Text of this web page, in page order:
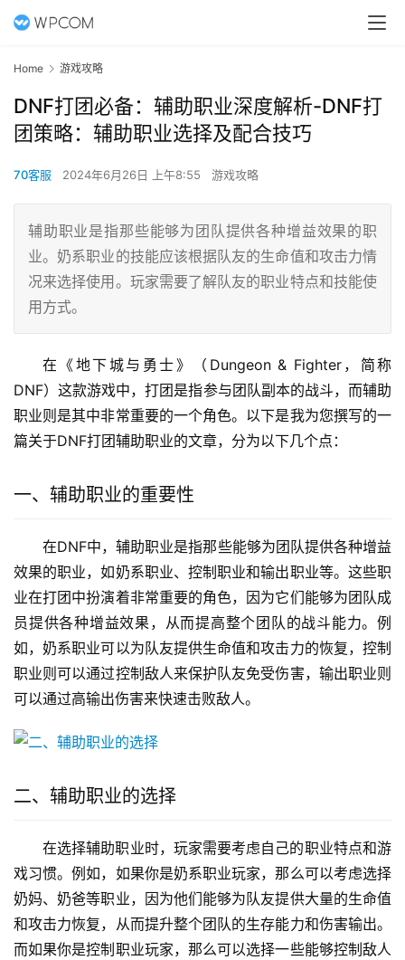
Home 游戏攻略
DNF打团必备：辅助职业深度解析-DNF打
团策略：辅助职业选择及配合技巧
70客服 2024年6月26日 上午8:55 游戏攻略
辅助职业是指那些能够为团队提供各种增益效果的职
业。奶系职业的技能应该根据队友的生命值和攻击力情
况来选择使用。玩家需要了解队友的职业特点和技能使
用方式。
在《地下城与勇士》（Dungeon & Fighter，简称
DNF）这款游戏中，打团是指参与团队副本的战斗，而辅助
职业则是其中非常重要的一个角色。以下是我为您撰写的一
篇关于DNF打团辅助职业的文章，分为以下几个点：
一、辅助职业的重要性
在DNF中，辅助职业是指那些能够为团队提供各种增益
效果的职业，如奶系职业、控制职业和输出职业等。这些职
业在打团中扮演着非常重要的角色，因为它们能够为团队成
员提供各种增益效果，从而提高整个团队的战斗能力。例
如，奶系职业可以为队友提供生命值和攻击力的恢复，控制
职业则可以通过控制敌人来保护队友免受伤害，输出职业则
可以通过高输出伤害来快速击败敌人。
二、辅助职业的选择
在选择辅助职业时，玩家需要考虑自己的职业特点和游
戏习惯。例如，如果你是奶系职业玩家，那么可以考虑选择
奶妈、奶爸等职业，因为他们能够为队友提供大量的生命值
和攻击力恢复，从而提升整个团队的生存能力和伤害输出。
而如果你是控制职业玩家，那么可以选择一些能够控制敌人